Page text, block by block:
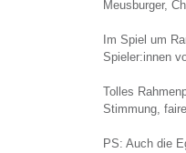
Meusburger,
Im Spiel um
Spieler:innen
Tolles
Stimmung,
PS: Auch die